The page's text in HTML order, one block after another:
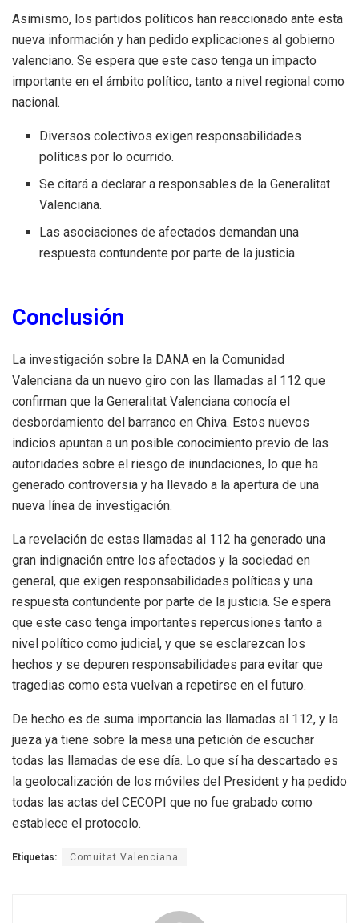
Asimismo, los partidos políticos han reaccionado ante esta
nueva información y han pedido explicaciones al gobierno
valenciano. Se espera que este caso tenga un impacto
importante en el ámbito político, tanto a nivel regional como
nacional.
Diversos colectivos exigen responsabilidades
políticas por lo ocurrido.
Se citará a declarar a responsables de la Generalitat
Valenciana.
Las asociaciones de afectados demandan una
respuesta contundente por parte de la justicia.
Conclusión
La investigación sobre la DANA en la Comunidad
Valenciana da un nuevo giro con las llamadas al 112 que
confirman que la Generalitat Valenciana conocía el
desbordamiento del barranco en Chiva. Estos nuevos
indicios apuntan a un posible conocimiento previo de las
autoridades sobre el riesgo de inundaciones, lo que ha
generado controversia y ha llevado a la apertura de una
nueva línea de investigación.
La revelación de estas llamadas al 112 ha generado una
gran indignación entre los afectados y la sociedad en
general, que exigen responsabilidades políticas y una
respuesta contundente por parte de la justicia. Se espera
que este caso tenga importantes repercusiones tanto a
nivel político como judicial, y que se esclarezcan los
hechos y se depuren responsabilidades para evitar que
tragedias como esta vuelvan a repetirse en el futuro.
De hecho es de suma importancia las llamadas al 112, y la
jueza ya tiene sobre la mesa una petición de escuchar
todas las llamadas de ese día. Lo que sí ha descartado es
la geolocalización de los móviles del President y ha pedido
todas las actas del CECOPI que no fue grabado como
establece el protocolo.
Etiquetas: Comuitat Valenciana